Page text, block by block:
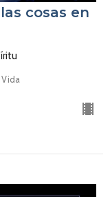
cosas en
Vida